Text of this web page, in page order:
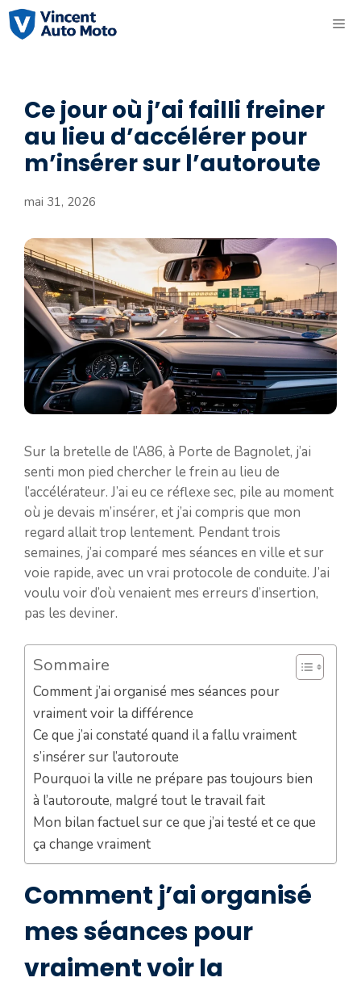
Aller
au
Ce jour où j’ai failli freiner
au lieu d’accélérer pour
m’insérer sur l’autoroute
mai 31, 2026
Sur la bretelle de l’A86, à Porte de Bagnolet, j’ai
senti mon pied chercher le frein au lieu de
l’accélérateur. J’ai eu ce réflexe sec, pile au moment
où je devais m’insérer, et j’ai compris que mon
regard allait trop lentement. Pendant trois
semaines, j’ai comparé mes séances en ville et sur
voie rapide, avec un vrai protocole de conduite. J’ai
voulu voir d’où venaient mes erreurs d’insertion,
pas les deviner.
Sommaire
Comment j’ai organisé mes séances pour
vraiment voir la différence
Ce que j’ai constaté quand il a fallu vraiment
s’insérer sur l’autoroute
Pourquoi la ville ne prépare pas toujours bien
à l’autoroute, malgré tout le travail fait
Mon bilan factuel sur ce que j’ai testé et ce que
ça change vraiment
Comment j’ai organisé
mes séances pour
vraiment voir la